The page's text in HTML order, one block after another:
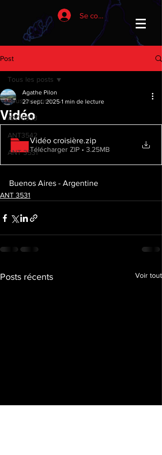
Se connecter
Post
Tous les posts
ANT6933
ANT3542
ANT 3531
Tous les posts
Vidéo
Agathe Pilon
27 sept. 2025 1 min de lecture
Vidéo croisière.zip
Télécharger ZIP • 3.25MB
Buenos Aires - Argentine
ANT 3531
Posts récents Voir tout